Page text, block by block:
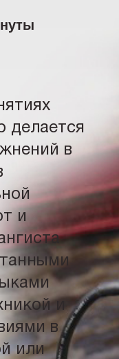
делается
в
и
и
в
или